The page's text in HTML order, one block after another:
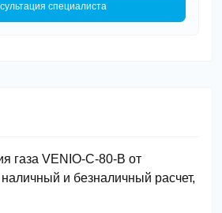
специалиста
газа VENIO-С-80-В от
и безналичный расчет,